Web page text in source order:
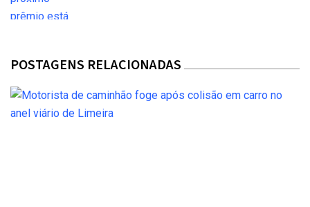
POSTAGENS RELACIONADAS